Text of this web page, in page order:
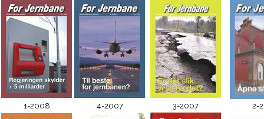
1-2008 4-2007 3-2007 2-